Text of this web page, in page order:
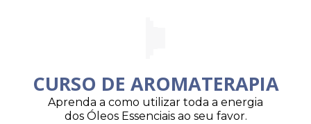
CURSO DE AROMATERAPIA
Aprenda a como utilizar toda a energia
dos Óleos Essenciais ao seu favor.